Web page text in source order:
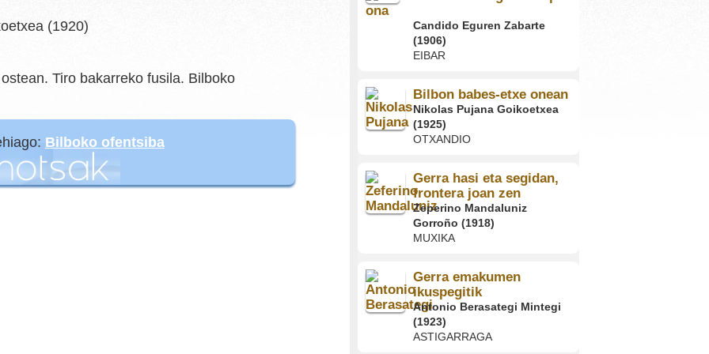
(1920)
Tiro bakarreko fusila. Bilboko
Bilboko ofentsiba
ona
Candido Eguren Zabarte
(1906)
EIBAR
Bilbon babes-etxe onean
Nikolas Pujana Goikoetxea
(1925)
OTXANDIO
Gerra hasi eta segidan,
frontera joan zen
Zeperino Mandaluniz
Gorroño (1918)
MUXIKA
Gerra emakumen
ikuspegitik
Antonio Berasategi Mintegi
(1923)
ASTIGARRAGA